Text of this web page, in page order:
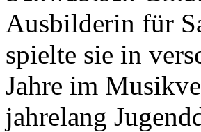
Ausbilderin für
spielte sie in
Jahre im
jahrelang